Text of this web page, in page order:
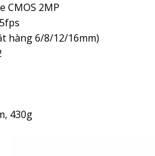
CMOS 2MP
hàng 6/8/12/16mm)
430g